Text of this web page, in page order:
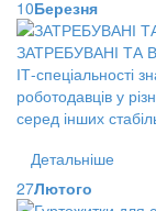
10Березня
ЗАТРЕБУВАНІ ТА
ІТ-спеціальності
роботодавців у
серед інших
Детальніше
27Лютого